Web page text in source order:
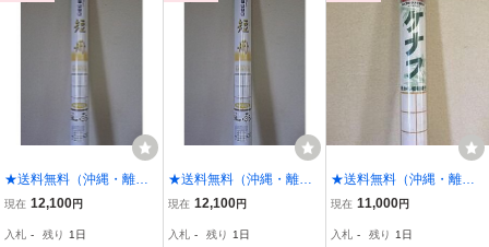
★送料無料（沖縄・離島
を除く）★障子紙★イン
分/本）★1箱(30本入り)★
現在 12,100円
入札 - 残り 1日
★送料無料（沖縄・離島
を除く）★障子紙★イン
分/本）★1箱(30本入り)★
現在 12,100円
入札 - 残り 1日
★送料無料（沖縄・離島
を除く）★障子紙★ケナ
★たけ★（2枚分/本）★1
現在 11,000円
入札 - 残り 1日